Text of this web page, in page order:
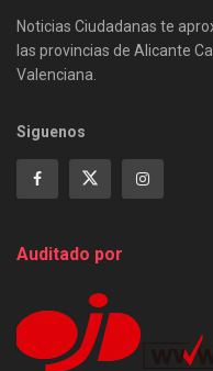
Noticias Ciudadanas te
las provincias de Alicante
Valenciana.
Siguenos
Auditado por